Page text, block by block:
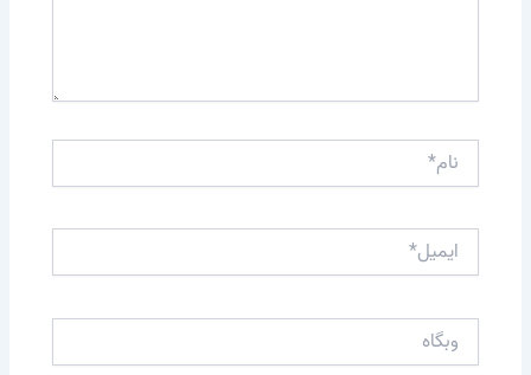
نام*
ایمیل*
وبگاه